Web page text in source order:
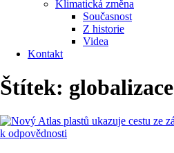
Klimatická změna
Současnost
Z historie
Videa
Kontakt
Štítek: globalizace